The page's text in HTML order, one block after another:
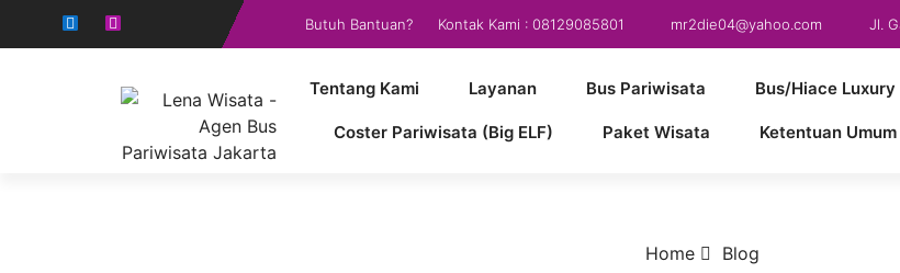
Butuh Bantuan? Kontak Kami : 08129085801 mr2die04@yahoo.com Jl.
Tentang Kami Layanan Bus Pariwisata Bus/Hiace Luxury
Coster Pariwisata (Big ELF) Paket Wisata Ketentuan Umum
Home Blog